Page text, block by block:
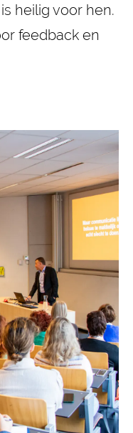
heilig voor hen.
feedback en